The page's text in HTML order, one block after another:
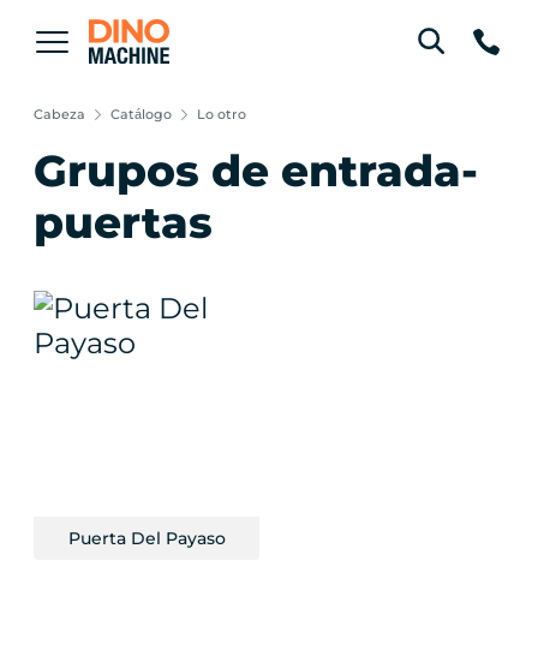
Cabeza Catálogo Lo otro
Grupos de entrada-
puertas
Puerta Del Payaso